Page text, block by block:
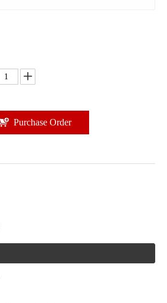
Purchase Order